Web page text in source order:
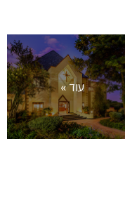
עוד »